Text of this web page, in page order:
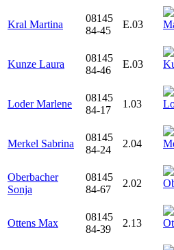
Kral Martina
08145
84-45
E.03
Kunze Laura
08145
84-46
E.03
Loder Marlene
08145
84-17
1.03
Merkel Sabrina
08145
84-24
2.04
Oberbacher
Sonja
08145
84-67
2.02
Ottens Max
08145
84-39
2.13